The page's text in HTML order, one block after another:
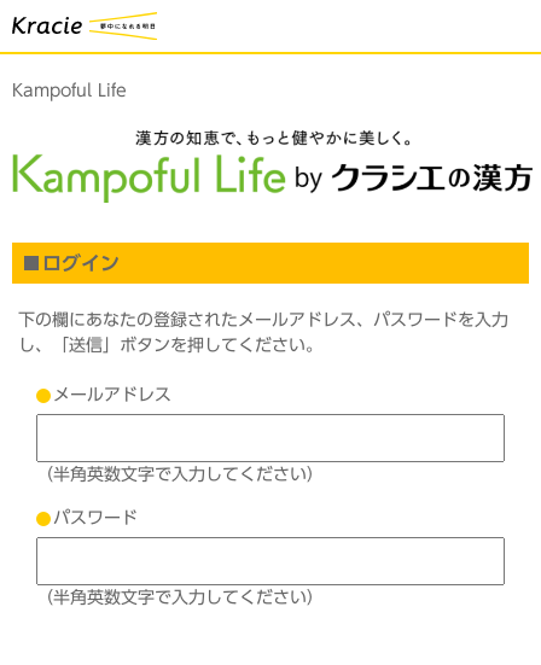
Kampoful Life
ログイン
下の欄にあなたの登録されたメールアドレス、パスワードを入力
し、「送信」ボタンを押してください。
メールアドレス
（半角英数文字で入力してください）
パスワード
（半角英数文字で入力してください）